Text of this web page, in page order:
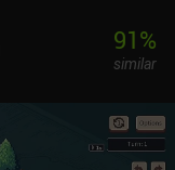
91%
similar